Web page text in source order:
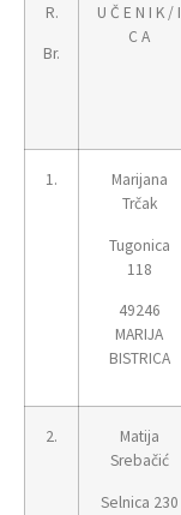
R.
Br.
U Č E N I K / I
C A
1.
Marijana
Trčak
Tugonica
118
49246
MARIJA
BISTRICA
2.
Matija
Srebačić
Selnica 230